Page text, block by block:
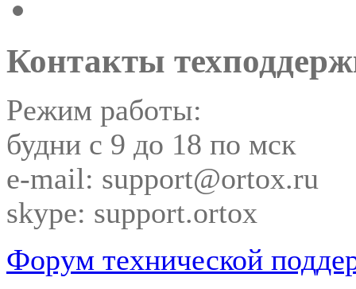
Контакты
Режим работы:
будни с 9 до 18 по мск
e-mail: support@ortox.ru
skype: support.ortox
Форум технической